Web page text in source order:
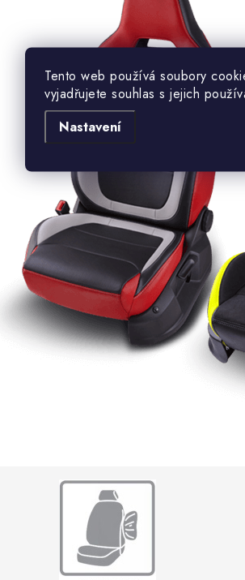
Tento web používá soubory
vyjadřujete souhlas s jejich
Nastavení